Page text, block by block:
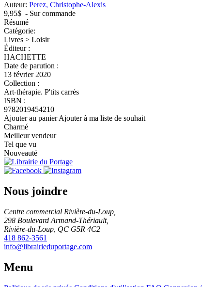
Auteur: Perez, Christophe-Alexis
9,95$ - Sur commande
Résumé
Catégorie:
Livres > Loisir
Éditeur :
HACHETTE
Date de parution :
13 février 2020
Collection :
Art-thérapie. P'tits carrés
ISBN :
9782019454210
Ajouter au panierAjouter à ma liste de souhait
Charmé
Meilleur vendeur
Tel que vu
Nouveauté
Nous joindre
Centre commercial Rivière-du-Loup,
298 Boulevard Armand-Thériault,
Rivière-du-Loup, QC G5R 4C2
418 862-3561
info@librairieduportage.com
Menu